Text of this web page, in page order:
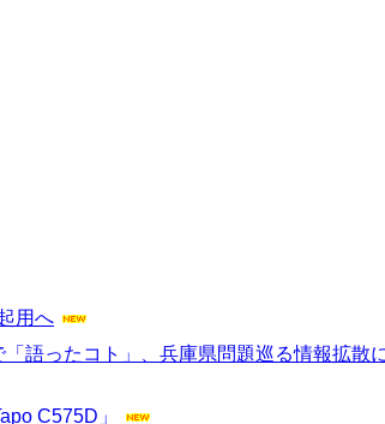
用へ
ったコト」、兵庫県問題巡る情報拡散
C575D」